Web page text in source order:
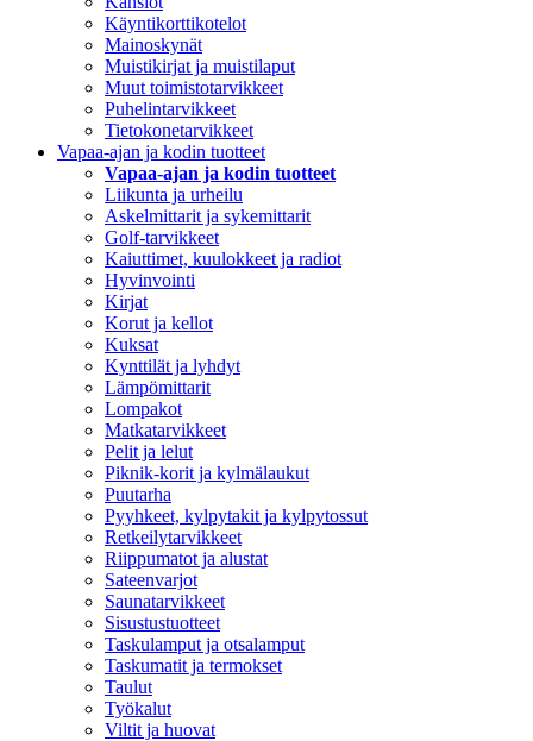
Käyntikorttikotelot
Mainoskynät
Muistikirjat ja muistilaput
Muut toimistotarvikkeet
Puhelintarvikkeet
Tietokonetarvikkeet
Vapaa-ajan ja kodin tuotteet
Vapaa-ajan ja kodin tuotteet
Liikunta ja urheilu
Askelmittarit ja sykemittarit
Golf-tarvikkeet
Kaiuttimet, kuulokkeet ja radiot
Hyvinvointi
Kirjat
Korut ja kellot
Kuksat
Kynttilät ja lyhdyt
Lämpömittarit
Lompakot
Matkatarvikkeet
Pelit ja lelut
Piknik-korit ja kylmälaukut
Puutarha
Pyyhkeet, kylpytakit ja kylpytossut
Retkeilytarvikkeet
Riippumatot ja alustat
Sateenvarjot
Saunatarvikkeet
Sisustustuotteet
Taskulamput ja otsalamput
Taskumatit ja termokset
Taulut
Työkalut
Viltit ja huovat